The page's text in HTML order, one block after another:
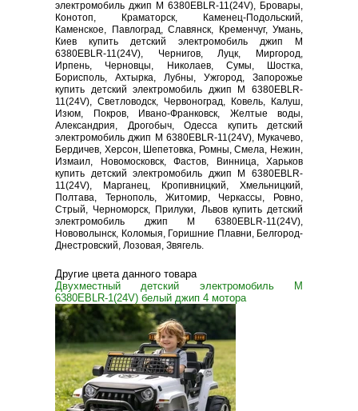
электромобиль джип M 6380EBLR-11(24V), Бровары,
Конотоп, Краматорск, Каменец-Подольский,
Каменское, Павлоград, Славянск, Кременчуг, Умань,
Киев купить детский электромобиль джип M
6380EBLR-11(24V), Чернигов, Луцк, Миргород,
Ирпень, Черновцы, Николаев, Сумы, Шостка,
Борисполь, Ахтырка, Лубны, Ужгород, Запорожье
купить детский электромобиль джип M 6380EBLR-
11(24V), Светловодск, Червоноград, Ковель, Калуш,
Изюм, Покров, Ивано-Франковск, Желтые воды,
Александрия, Дрогобыч, Одесса купить детский
электромобиль джип M 6380EBLR-11(24V), Мукачево,
Бердичев, Херсон, Шепетовка, Ромны, Смела, Нежин,
Измаил, Новомосковск, Фастов, Винница, Харьков
купить детский электромобиль джип M 6380EBLR-
11(24V), Марганец, Кропивницкий, Хмельницкий,
Полтава, Тернополь, Житомир, Черкассы, Ровно,
Стрый, Черноморск, Прилуки, Львов купить детский
электромобиль джип M 6380EBLR-11(24V),
Нововолынск, Коломыя, Горишние Плавни, Белгород-
Днестровский, Лозовая, Звягель.
Другие цвета данного товара
Двухместный детский электромобиль M
6380EBLR-1(24V) белый джип 4 мотора